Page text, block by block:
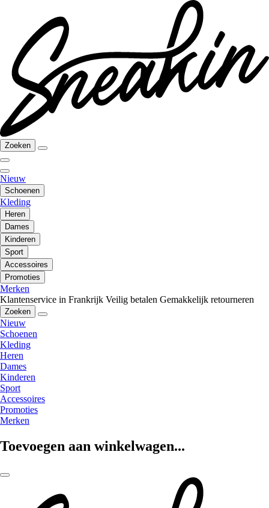
Zoeken
Nieuw
Schoenen
Kleding
Heren
Dames
Kinderen
Sport
Accessoires
Promoties
Merken
Klantenservice in Frankrijk Veilig betalen Gemakkelijk retourneren
Zoeken
Nieuw
Schoenen
Kleding
Heren
Dames
Kinderen
Sport
Accessoires
Promoties
Merken
Toevoegen aan winkelwagen...